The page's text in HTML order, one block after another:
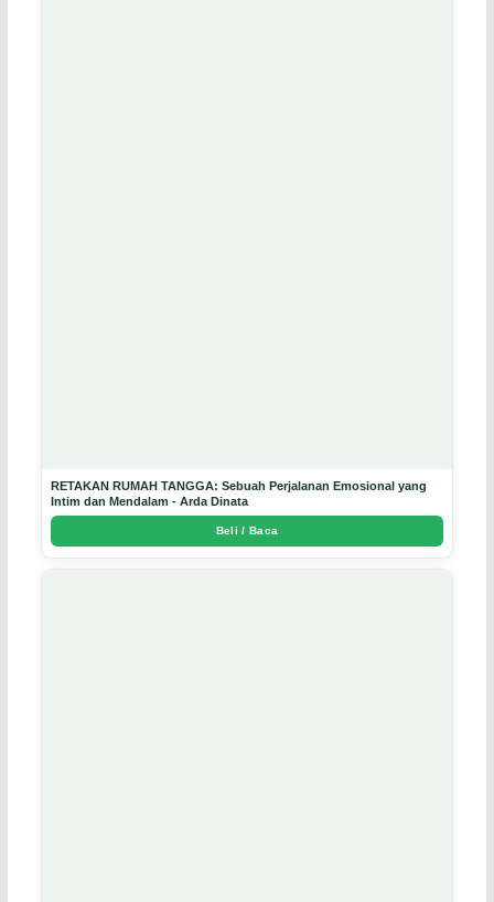
RETAKAN RUMAH TANGGA: Sebuah Perjalanan Emosional yang
Intim dan Mendalam - Arda Dinata
Beli / Baca